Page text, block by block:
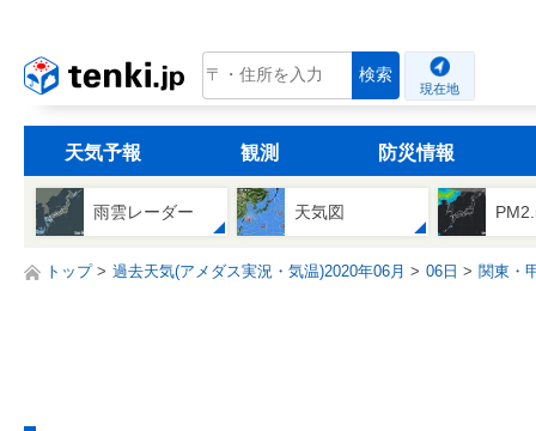
tenki.jp 検索
現在地
天気予報 観測 防災情報
雨雲レーダー 天気図
トップ 過去天気(アメダス実況・気温)2020年06月 06日 関東・